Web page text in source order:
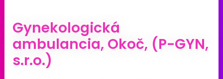
Gynekologická
ambulancia, Okoč, (P-GYN,
s.r.o.)